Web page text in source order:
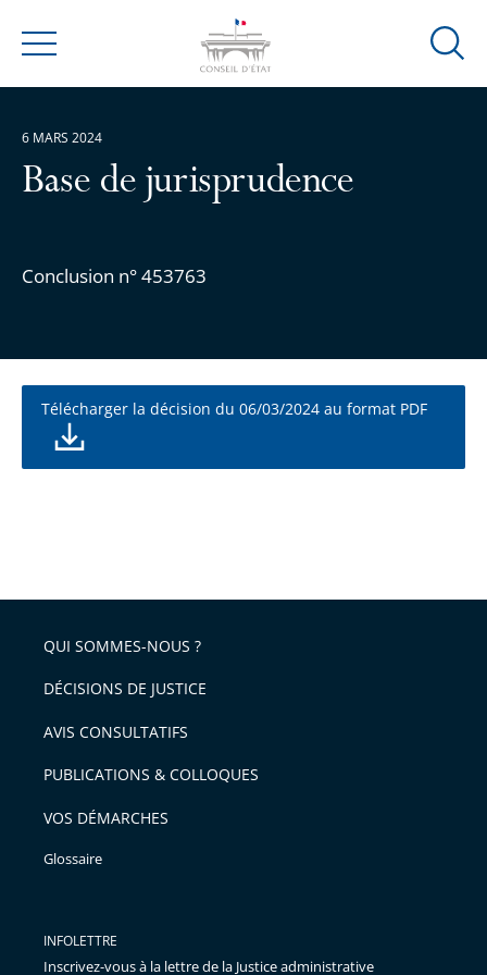
Menu
Ouvrir
Base de jurisprudence
Conclusion n° 453763
6 MARS 2024
Télécharger la décision du 06/03/2024 au format PDF
QUI SOMMES-NOUS ?
DÉCISIONS DE JUSTICE
AVIS CONSULTATIFS
PUBLICATIONS & COLLOQUES
VOS DÉMARCHES
Glossaire
INFOLETTRE
Inscrivez-vous à la lettre de la Justice administrative